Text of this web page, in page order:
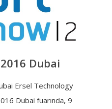
Dubai
Ersel Technology
Dubai fuarında, 9